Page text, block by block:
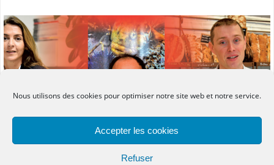
Nous utilisons des cookies pour optimiser notre site web et notre service.
Accepter les cookies
Refuser